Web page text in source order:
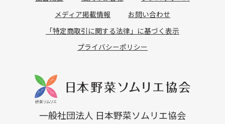
メディア掲載情報
お問い合わせ
「特定商取引に関する法律」に基づく表示
プライバシーポリシー
一般社団法人 日本野菜ソムリエ協会